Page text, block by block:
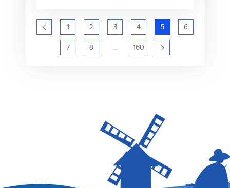
1 2 3 4 5 6
7 8 … 160